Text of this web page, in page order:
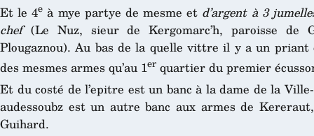
Et le 4e à mye partye de mesme et d’argent à 3
chef(Le Nuz, sieur de Kergomarc’h, paroisse de
Plougaznou). Au bas de la quelle vittre il y a un
des mesmes armes qu’au 1er quartier du premier
Et du costé de l’epitre est un banc à la dame de la
audessoubz est un autre banc aux armes de
Guihard.